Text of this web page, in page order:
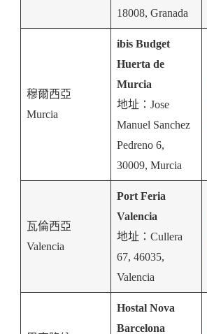
18008, Granada
穆爾西亞
Murcia
ibis Budget
Huerta de
Murcia
地址：Jose
Manuel Sanchez
Pedreno 6,
30009, Murcia
瓦倫西亞
Valencia
Port Feria
Valencia
地址：Cullera
67, 46035,
Valencia
Hostal Nova
Barcelona